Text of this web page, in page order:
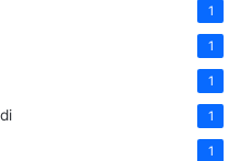
1
1
1
1
1